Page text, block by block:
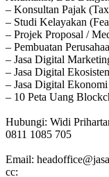
– Konsultan Pajak
– Studi Kelayakan
– Projek Proposal /
– Pembuatan
– Jasa Digital
– Jasa Digital
– Jasa Digital
– 10 Peta Uang
Hubungi: Widi
0811 1085 705
Email:
cc: